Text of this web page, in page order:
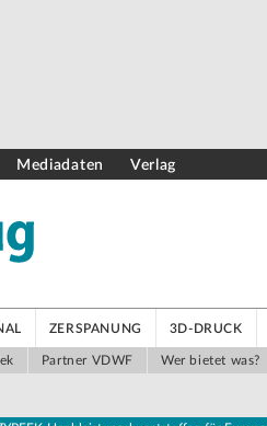
Mediadaten Verlag
ZERSPANUNG 3D-DRUCK
Partner VDWF Wer bietet was?